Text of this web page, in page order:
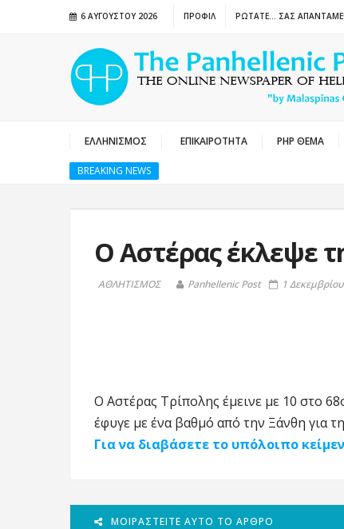
6 ΑΥΓΟΎΣΤΟΥ 2026 ΠΡΟΦΙΛ ΡΩΤΑΤΕ… ΣΑΣ ΑΠΑΝΤΑΜΕ!
ΕΛΛΗΝΙΣΜΟΣ ΕΠΙΚΑΙΡΟΤΗΤΑ PHP ΘΕΜΑ
BREAKING NEWS
Ο Αστέρας έκλεψε
ΑΘΛΗΤΙΣΜΟΣ Panhellenic Post 1
Ο Αστέρας Τρίπολης έμεινε με 10 στο
έφυγε με ένα βαθμό από την Ξάνθη για
Για να διαβάσετε το υπόλοιπο
ΜΟΙΡΑΣΤΕΊΤΕ ΑΥΤΌ ΤΟ ΆΡΘΡΟ